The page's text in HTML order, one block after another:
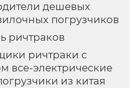
дешевых
погрузчиков
ричтраков
ричтраки с
все-электрические
из китая